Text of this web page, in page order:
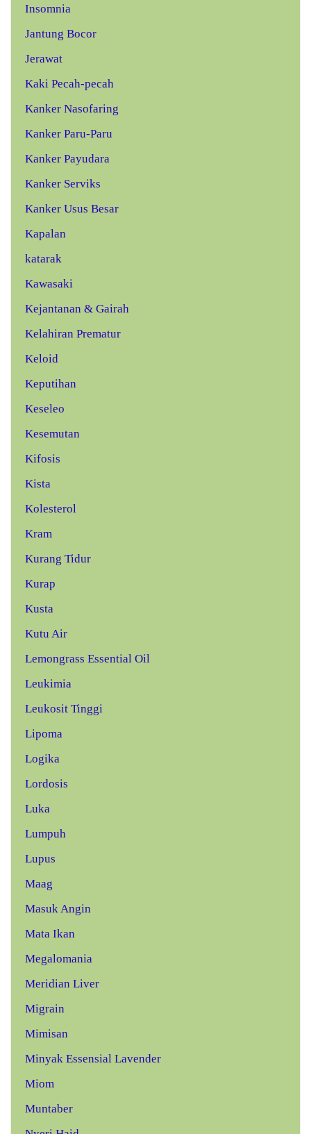
Insomnia
Jantung Bocor
Jerawat
Kaki Pecah-pecah
Kanker Nasofaring
Kanker Paru-Paru
Kanker Payudara
Kanker Serviks
Kanker Usus Besar
Kapalan
katarak
Kawasaki
Kejantanan & Gairah
Kelahiran Prematur
Keloid
Keputihan
Keseleo
Kesemutan
Kifosis
Kista
Kolesterol
Kram
Kurang Tidur
Kurap
Kusta
Kutu Air
Lemongrass Essential Oil
Leukimia
Leukosit Tinggi
Lipoma
Logika
Lordosis
Luka
Lumpuh
Lupus
Maag
Masuk Angin
Mata Ikan
Megalomania
Meridian Liver
Migrain
Mimisan
Minyak Essensial Lavender
Miom
Muntaber